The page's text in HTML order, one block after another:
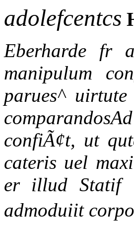
adolefcentcs
Eberharde fr
manipulum
parues^
confiÃ¢t, ut
cateris uel
er illud Statif
admoduiit